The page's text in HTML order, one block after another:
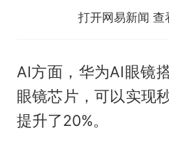
打开网易新闻 查
AI方面，华为AI眼镜
眼镜芯片，可以实现
提升了20%。